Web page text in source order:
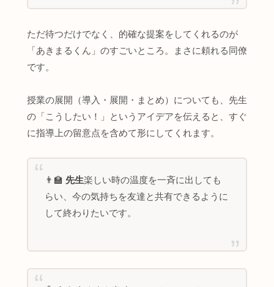
ただ待つだけでなく、的確な提案をしてくれるのが
「あきまるくん」のすごいところ。まさに頼れる同僚
です。
授業の展開（導入・展開・まとめ）についても、先生
の「こうしたい！」というアイデアを伝えると、すぐ
に指導上の留意点を含めて形にしてくれます。
👨‍🏫 先生楽しい時の温度を一斉に出しても
らい、今の気持ちを友達と共有できるように
して終わりたいです。